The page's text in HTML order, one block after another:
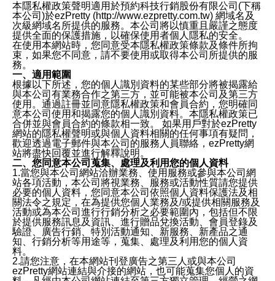
本隱私權政策聲明適用於預約科技行銷股份有限公司(下稱
本公司)於ezPretty (http://www.ezpretty.com.tw) 網域名及
次級網域名所提供的服務。本公司將以慎重且嚴謹之態度
提供全面的保護措施，以確保使用者個人隱私的安全。
在使用本網站時，您同意受本隱私權政策條款及條件所拘
束，如果您不同意，請不要使用或取得本公司所提供的服
務。
一、適用範圍
根據以下所述，您的個人識別資料的某些部分將被揭露給
與本公司有業務合作之第三方，並可能被本公司及第三方
使用。通過註冊並同意隱私權政策和會員合約，您明確同
意本公司使用和揭露您的個人識別資料。本隱私權政策已
合併並與會員合約的條款相一致。 如果用戶對於ezPretty
網站的隱私權聲明或與個人資料相關的任何事項有疑問，
歡迎透過電子郵件與本公司的服務人員聯絡，ezPretty網
站將盡快回覆並進行解釋說明。
二、您同意本公司蒐集、處理及利用您的個人資料
1.當您與本公司網站洽辦業務、使用服務或參與本公司網
站各項活動，本公司將視業務、服務或活動性質請您提供
必要的個人資料，您同意本公司依照個人資料保護法及相
關法令之規定，在為提供您個人業務及/或提供相關服務及
活動或為本公司進行行銷分析之必要範圍內，包括但不限
於提供服務訊息及資訊、進行贈品兌換活動、會員登錄及
驗證、廣告行銷、特別活動通知、新服務、新產品之通
知、行銷分析等用途等，蒐集、處理及利用您的個人資
料。
2.請您注意，在本網站刊登廣告之第三人或與本公司
ezPretty網站連結與介接的網站，也可能蒐集您個人的資